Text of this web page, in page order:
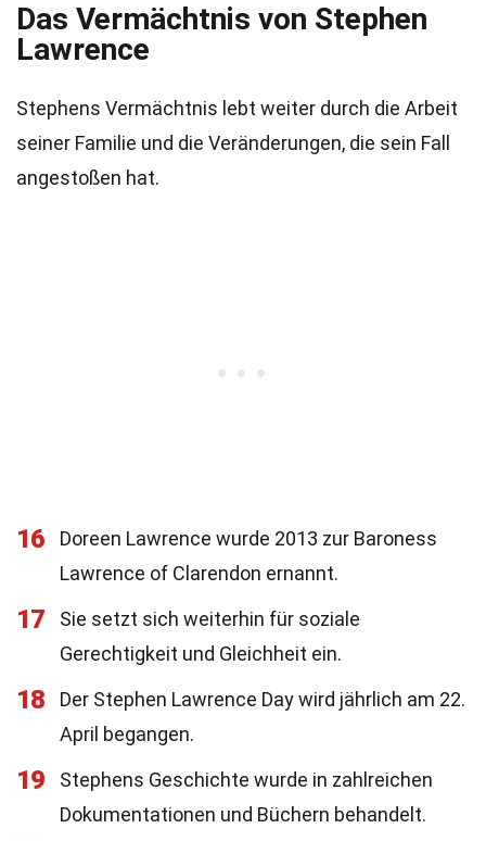
Das Vermächtnis von Stephen
Lawrence
Stephens Vermächtnis lebt weiter durch die Arbeit
seiner Familie und die Veränderungen, die sein Fall
angestoßen hat.
16
Doreen Lawrence wurde 2013 zur Baroness
Lawrence of Clarendon ernannt.
17
Sie setzt sich weiterhin für soziale
Gerechtigkeit und Gleichheit ein.
18
Der Stephen Lawrence Day wird jährlich am 22.
April begangen.
19
Stephens Geschichte wurde in zahlreichen
Dokumentationen und Büchern behandelt.